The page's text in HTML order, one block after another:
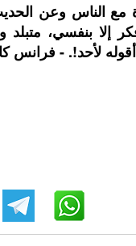
مع الناس وعن
إلا بنفسي، متبلد
لأحد!. - فرانس